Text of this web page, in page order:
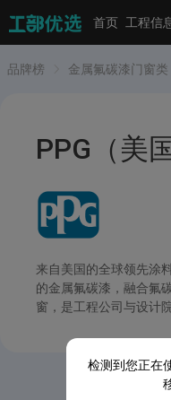
首页 工程信
品牌榜 金属氟碳漆门窗类
PPG（美
来自美国的全球领先涂
的金属氟碳漆，融合氟
窗，是工程公司与设计
检测到您正在